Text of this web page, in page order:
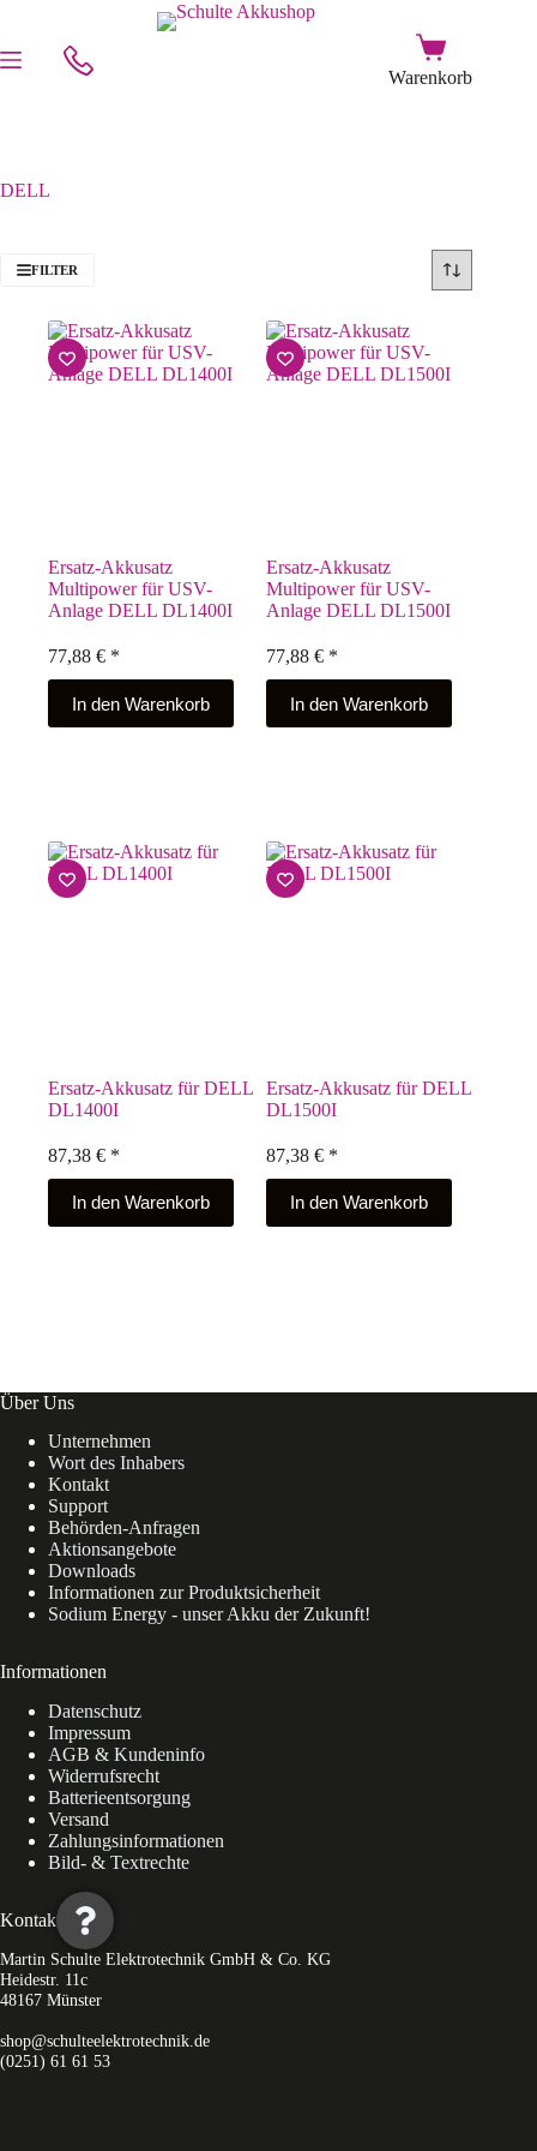
DELL
FILTER
Ersatz-Akkusatz
Multipower für USV-
Anlage DELL DL1400I
77,88 € *
In den Warenkorb
Ersatz-Akkusatz
Multipower für USV-
Anlage DELL DL1500I
77,88€ *
In den Warenkorb
Ersatz-Akkusatz für DELL
DL1400I
87,38 € *
In den Warenkorb
Ersatz-Akkusatz für DELL
DL1500I
87,38€ *
In den Warenkorb
Über Uns
Unternehmen
Wort des Inhabers
Kontakt
Support
Behörden-Anfragen
Aktionsangebote
Downloads
Informationen zur Produktsicherheit
Sodium Energy - unser Akku der Zukunft!
Informationen
Datenschutz
Impressum
AGB & Kundeninfo
Widerrufsrecht
Batterieentsorgung
Versand
Zahlungsinformationen
Bild- & Textrechte
Kontakt
Martin Schulte Elektrotechnik GmbH & Co. KG
Heidestr. 11c
48167 Münster
shop@schulteelektrotechnik.de
(0251) 61 61 53